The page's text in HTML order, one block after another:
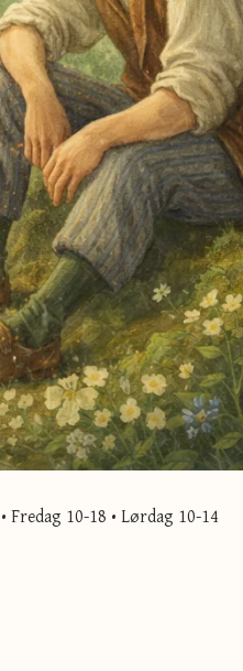
Fredag 10-18 • Lørdag 10-14